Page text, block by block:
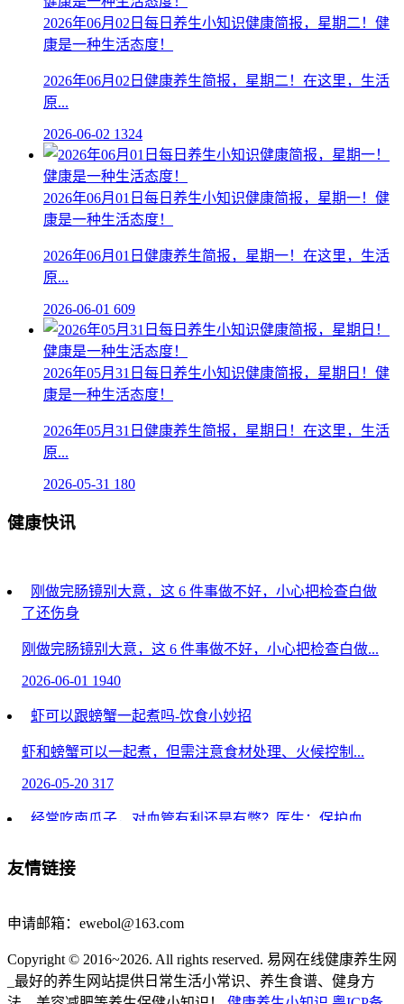
2026年06月02日每日养生小知识健康简报，星期二！健
康是一种生活态度！
2026年06月02日健康养生简报，星期二！在这里，生活
原...
2026-06-02 1324
2026年06月01日每日养生小知识健康简报，星期一！健
康是一种生活态度！
2026年06月01日健康养生简报，星期一！在这里，生活
原...
2026-06-01 609
2026年05月31日每日养生小知识健康简报，星期日！健
康是一种生活态度！
2026年05月31日健康养生简报，星期日！在这里，生活
原...
2026-05-31 180
健康快讯
刚做完肠镜别大意，这 6 件事做不好，小心把检查白做
了还伤身
刚做完肠镜别大意，这 6 件事做不好，小心把检查白做...
2026-06-01 1940
虾可以跟螃蟹一起煮吗-饮食小妙招
虾和螃蟹可以一起煮，但需注意食材处理、火候控制...
2026-05-20 317
经常吃南瓜子，对血管有利还是有弊？医生：保护血
经常吃南瓜子，对血管有利还是有弊？医生：保护血管，
2026-04-29 1375
高血脂吃什么降得最快最有效 高血脂必吃十大家常食物
当出现甘油三酯偏高、低密度脂蛋白超标等问题时...
友情链接
申请邮箱：ewebol@163.com
Copyright © 2016~2026. All rights reserved. 易网在线健康养生网
_最好的养生网站提供日常生活小常识、养生食谱、健身方